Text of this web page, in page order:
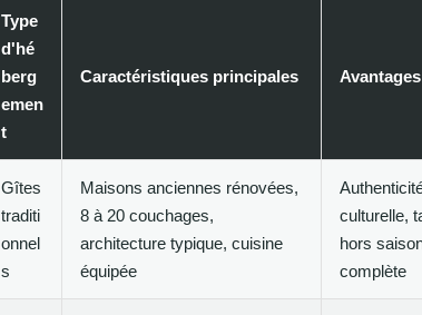
Type
d'hé
berg
emen
t
Caractéristiques principales Avantages
Gîtes
traditi
onnel
s
Maisons anciennes rénovées,
8 à 20 couchages,
architecture typique, cuisine
équipée
culturelle,
hors
complète